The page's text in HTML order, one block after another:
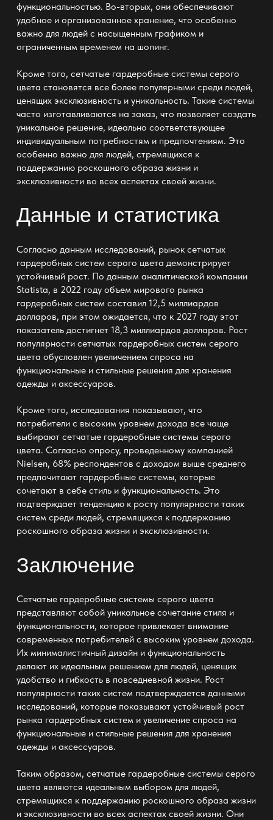
функциональностью. Во-вторых, они обеспечивают
удобное и организованное хранение, что особенно
важно для людей с насыщенным графиком и
ограниченным временем на шопинг.
Кроме того, сетчатые гардеробные системы серого
цвета становятся все более популярными среди людей,
ценящих эксклюзивность и уникальность. Такие системы
часто изготавливаются на заказ, что позволяет создать
уникальное решение, идеально соответствующее
индивидуальным потребностям и предпочтениям. Это
особенно важно для людей, стремящихся к
поддержанию роскошного образа жизни и
эксклюзивности во всех аспектах своей жизни.
Данные и статистика
Согласно данным исследований, рынок сетчатых
гардеробных систем серого цвета демонстрирует
устойчивый рост. По данным аналитической компании
Statista, в 2022 году объем мирового рынка
гардеробных систем составил 12,5 миллиардов
долларов, при этом ожидается, что к 2027 году этот
показатель достигнет 18,3 миллиардов долларов. Рост
популярности сетчатых гардеробных систем серого
цвета обусловлен увеличением спроса на
функциональные и стильные решения для хранения
одежды и аксессуаров.
Кроме того, исследования показывают, что
потребители с высоким уровнем дохода все чаще
выбирают сетчатые гардеробные системы серого
цвета. Согласно опросу, проведенному компанией
Nielsen, 68% респондентов с доходом выше среднего
предпочитают гардеробные системы, которые
сочетают в себе стиль и функциональность. Это
подтверждает тенденцию к росту популярности таких
систем среди людей, стремящихся к поддержанию
роскошного образа жизни и эксклюзивности.
Заключение
Сетчатые гардеробные системы серого цвета
представляют собой уникальное сочетание стиля и
функциональности, которое привлекает внимание
современных потребителей с высоким уровнем дохода.
Их минималистичный дизайн и функциональность
делают их идеальным решением для людей, ценящих
удобство и гибкость в повседневной жизни. Рост
популярности таких систем подтверждается данными
исследований, которые показывают устойчивый рост
рынка гардеробных систем и увеличение спроса на
функциональные и стильные решения для хранения
одежды и аксессуаров.
Таким образом, сетчатые гардеробные системы серого
цвета являются идеальным выбором для людей,
стремящихся к поддержанию роскошного образа жизни
и эксклюзивности во всех аспектах своей жизни. Они